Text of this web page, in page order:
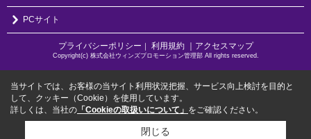
PCサイト
プライバシーポリシー ｜ 利用規約 ｜アクセスマップ
Copyright(c) 株式会社ウィンズプロモーション管理部 All rights reserved.
当サイトでは、お客様の当サイト利用状況把握、サービス向上検討を目的と
して、クッキー（Cookie）を使用しています。
詳しくは、当社の 「Cookieの取扱いについて」 をご確認ください。
閉じる